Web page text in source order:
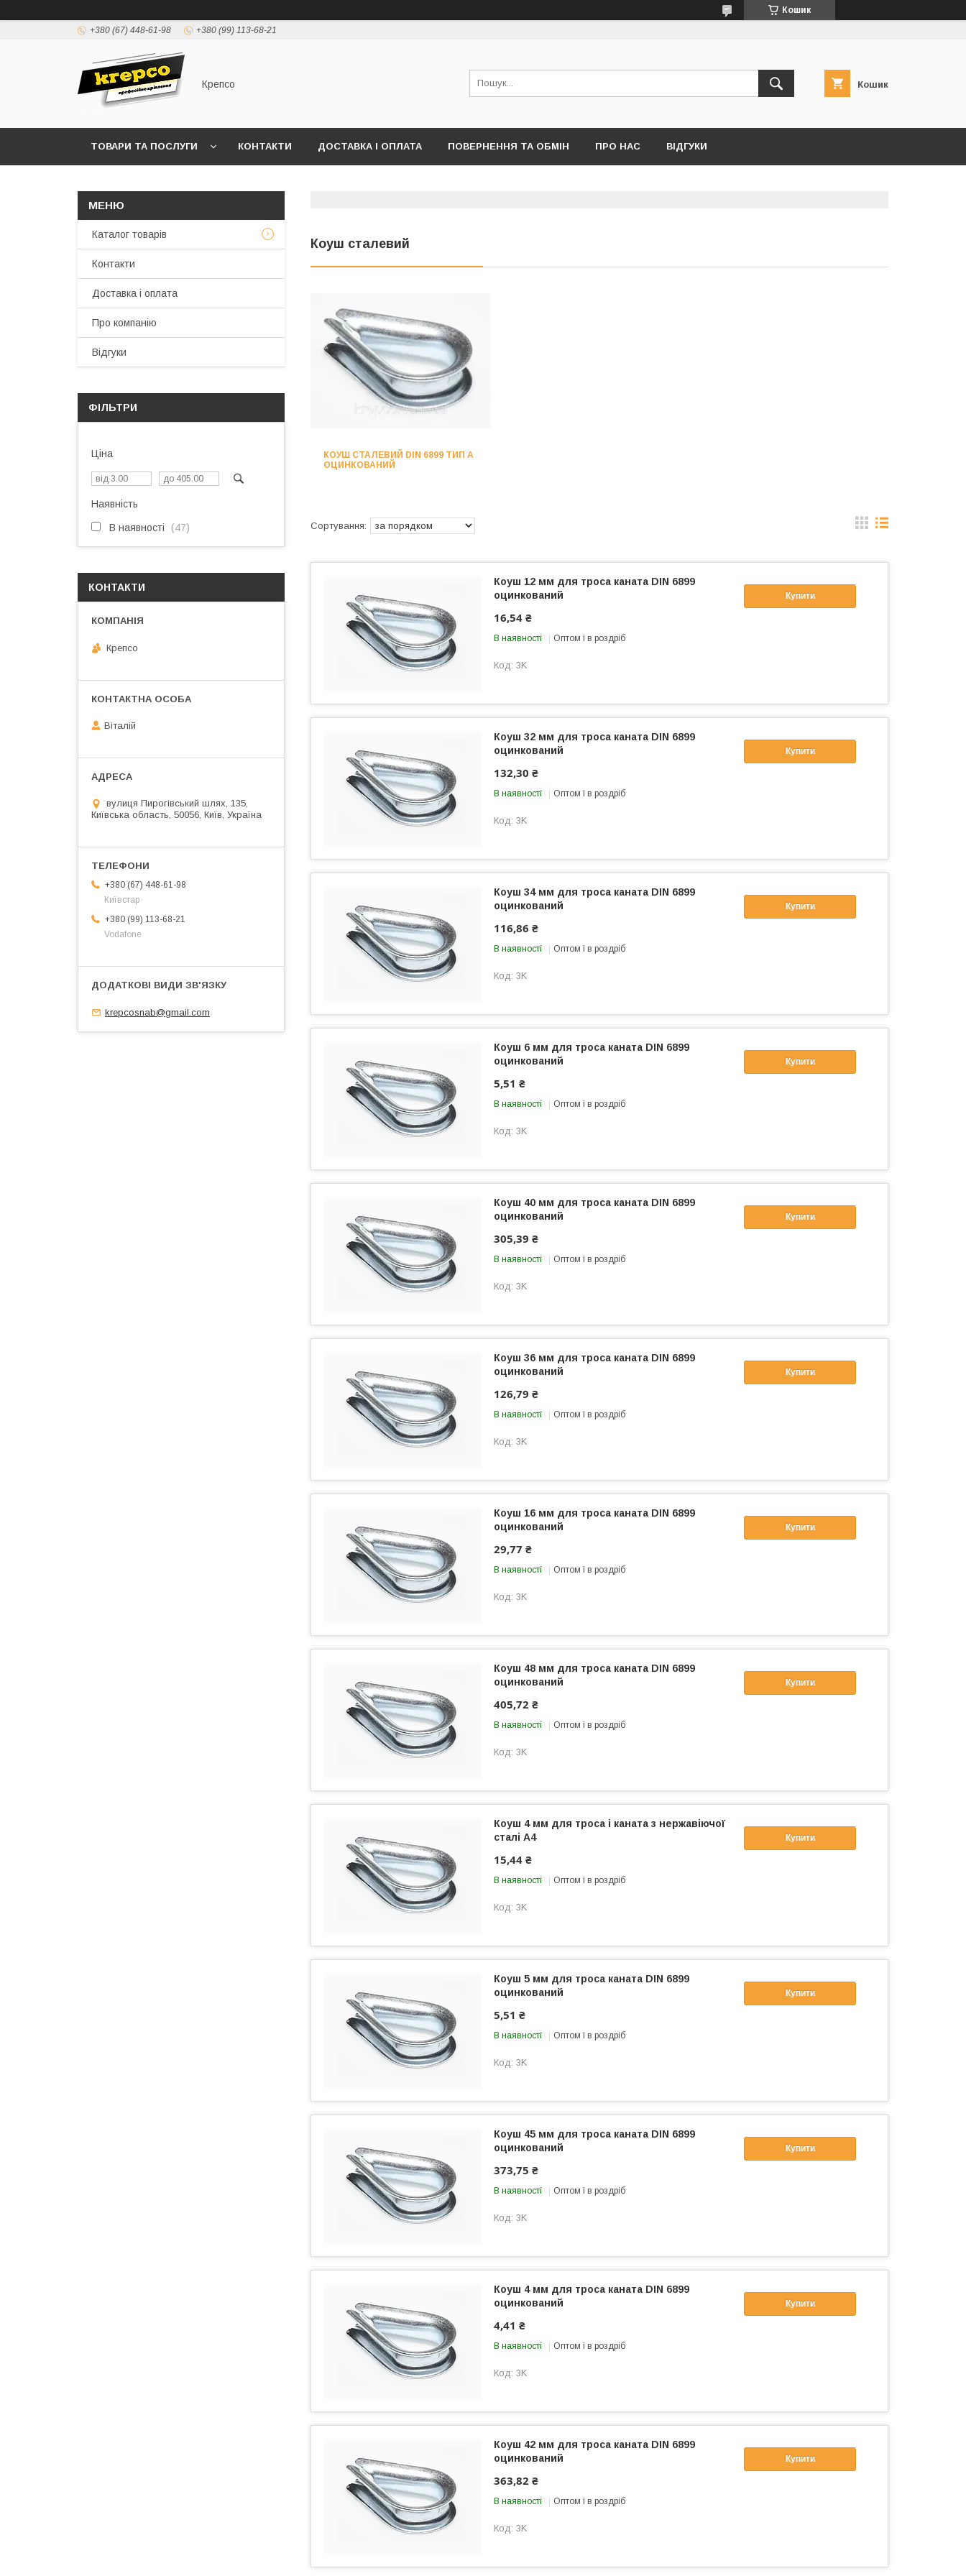
Кошик
+380 (67) 448-61-98 +380 (99) 113-68-21
Крепсо Кошик
ТОВАРИ ТА ПОСЛУГИ КОНТАКТИ ДОСТАВКА І ОПЛАТА ПОВЕРНЕННЯ ТА ОБМІН ПРО НАС ВІДГУКИ
Коуш сталевий
КОУШ СТАЛЕВИЙ DIN 6899 ТИП А
ОЦИНКОВАНИЙ
Купити
Коуш 12 мм для троса каната DIN 6899
оцинкований
16,54 ₴
В наявності Оптом і в роздріб
3K
Купити
Коуш 32 мм для троса каната DIN 6899
оцинкований
132,30 ₴
В наявності Оптом і в роздріб
3K
Купити
Коуш 34 мм для троса каната DIN 6899
оцинкований
116,86 ₴
В наявності Оптом і в роздріб
3K
Купити
Коуш 6 мм для троса каната DIN 6899
оцинкований
5,51 ₴
В наявності Оптом і в роздріб
3K
Купити
Коуш 40 мм для троса каната DIN 6899
оцинкований
305,39 ₴
В наявності Оптом і в роздріб
3K
Купити
Коуш 36 мм для троса каната DIN 6899
оцинкований
126,79 ₴
В наявності Оптом і в роздріб
3K
Купити
Коуш 16 мм для троса каната DIN 6899
оцинкований
29,77 ₴
В наявності Оптом і в роздріб
3K
Купити
Коуш 48 мм для троса каната DIN 6899
оцинкований
405,72 ₴
В наявності Оптом і в роздріб
3K
Купити
Коуш 4 мм для троса і каната з нержавіючої
сталі А4
15,44 ₴
В наявності Оптом і в роздріб
3K
Купити
Коуш 5 мм для троса каната DIN 6899
оцинкований
5,51 ₴
В наявності Оптом і в роздріб
3K
Купити
Коуш 45 мм для троса каната DIN 6899
оцинкований
373,75 ₴
В наявності Оптом і в роздріб
3K
Купити
Коуш 4 мм для троса каната DIN 6899
оцинкований
4,41 ₴
В наявності Оптом і в роздріб
3K
Купити
Коуш 42 мм для троса каната DIN 6899
оцинкований
363,82 ₴
В наявності Оптом і в роздріб
3K
Каталог товарів
Контакти
Доставка і оплата
Про компанію
Відгуки
ФІЛЬТРИ
Ціна
Наявність
В наявності 47
КОНТАКТИ
Крепсо
Віталій
вулиця Пирогівський шлях, 135,
Київська область, 50056, Київ, Україна
+380 (67) 448-61-98
Київстар
+380 (99) 113-68-21
Vodafone
krepcosnab@gmail.com